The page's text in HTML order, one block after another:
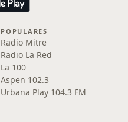
POPULARES
Radio Mitre
Radio La Red
La 100
Aspen 102.3
Urbana Play 104.3 FM